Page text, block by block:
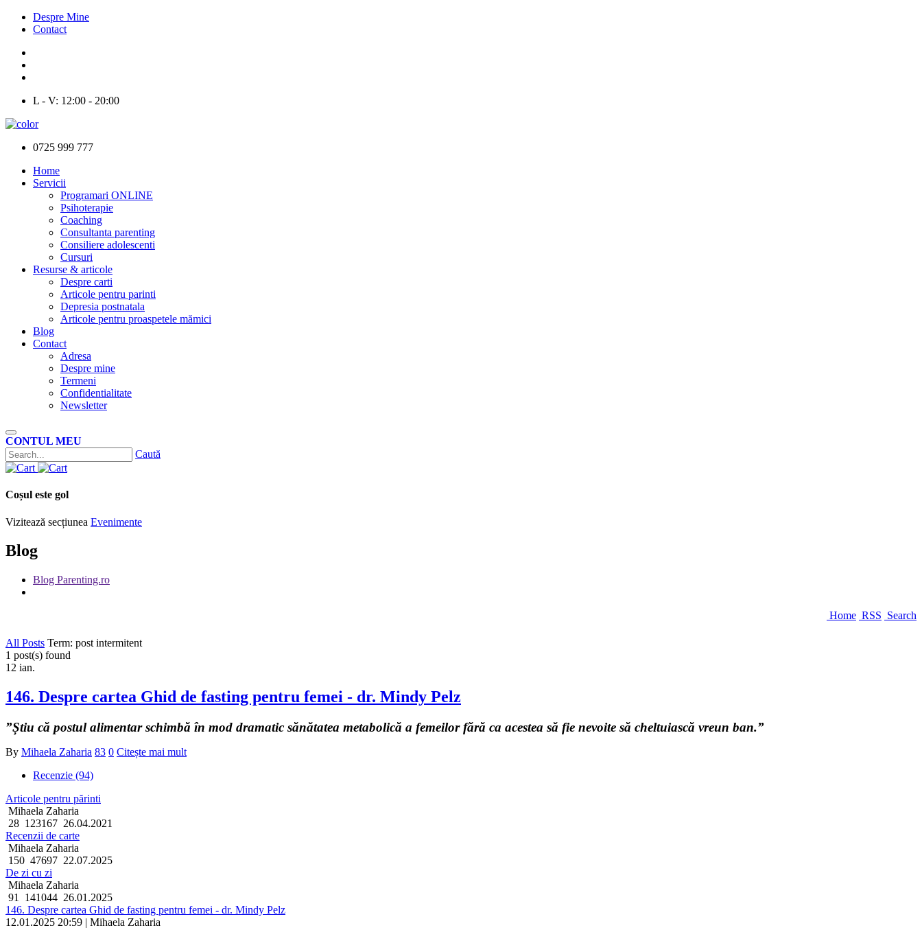
Despre Mine
Contact
L - V: 12:00 - 20:00
0725 999 777
Home
Servicii
Programari ONLINE
Psihoterapie
Coaching
Consultanta parenting
Consiliere adolescenti
Cursuri
Resurse & articole
Despre carti
Articole pentru parinti
Depresia postnatala
Articole pentru proaspetele mămici
Blog
Contact
Adresa
Despre mine
Termeni
Confidentialitate
Newsletter
CONTUL MEU
Caută
Coșul este gol
Vizitează secțiunea Evenimente
Blog
Blog Parenting.ro
Home RSS Search
All Posts Term: post intermitent
1 post(s) found
12 ian.
146. Despre cartea Ghid de fasting pentru femei - dr. Mindy Pelz
”Știu că postul alimentar schimbă în mod dramatic sănătatea metabolică a femeilor fără ca acestea să fie nevoite să cheltuiască vreun ban.”
By Mihaela Zaharia 83 0 Citește mai mult
Recenzie (94)
Articole pentru părinti
Mihaela Zaharia
28 123167 26.04.2021
Recenzii de carte
Mihaela Zaharia
150 47697 22.07.2025
De zi cu zi
Mihaela Zaharia
91
141044 26.01.2025
146. Despre cartea Ghid de fasting pentru femei - dr. Mindy Pelz
12.01.2025 20:59 | Mihaela Zaharia